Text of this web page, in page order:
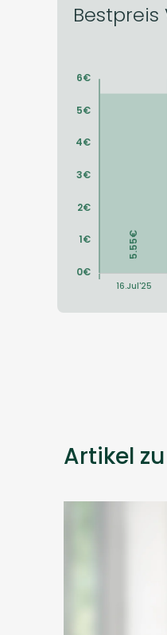
Bestpreis
Artikel